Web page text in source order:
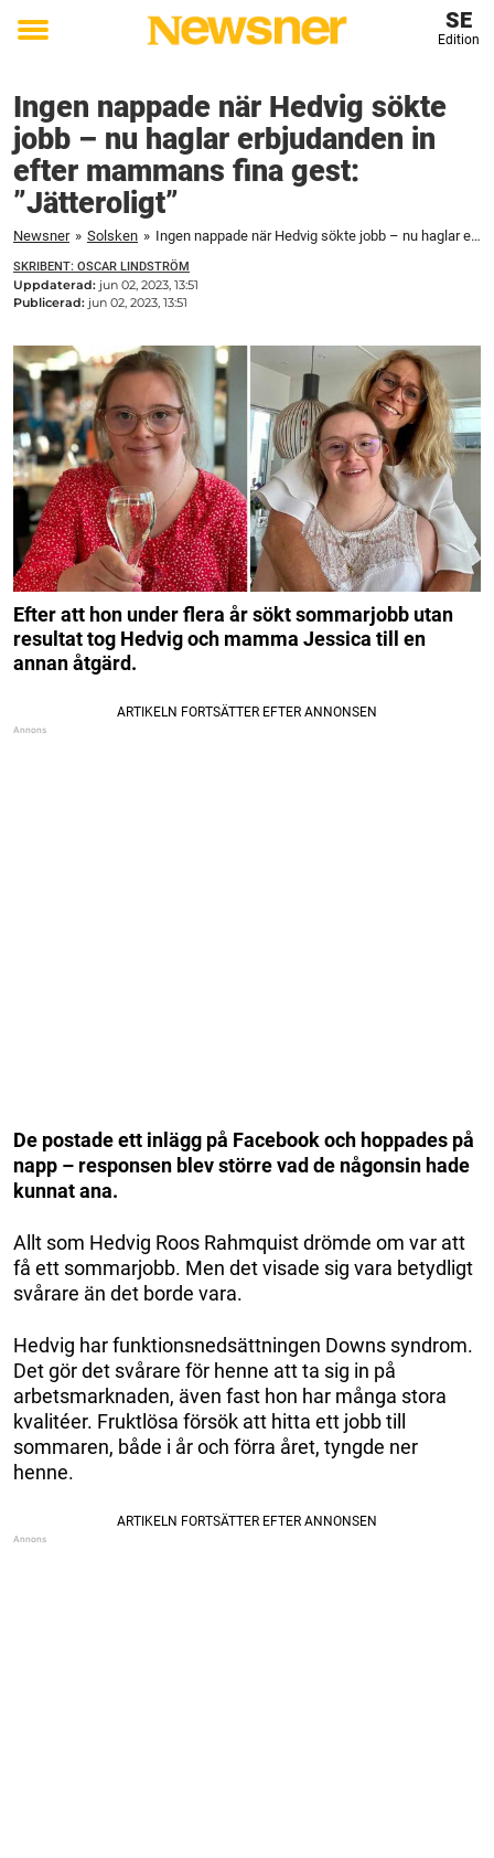
Toggle
SE
Edition
Ingen nappade när Hedvig sökte
jobb – nu haglar erbjudanden in
efter mammans fina gest:
”Jätteroligt”
Newsner » Solsken » Ingen nappade när Hedvig sökte jobb – nu haglar erbjudanden in efter mammans fina gest: "Jätteroligt"
SKRIBENT: OSCAR LINDSTRÖM
Uppdaterad: jun 02, 2023, 13:51
Publicerad: jun 02, 2023, 13:51
Efter att hon under flera år sökt sommarjobb utan
resultat tog Hedvig och mamma Jessica till en
annan åtgärd.
De postade ett inlägg på Facebook och hoppades på
napp – responsen blev större vad de någonsin hade
kunnat ana.
Allt som Hedvig Roos Rahmquist drömde om var att
få ett sommarjobb. Men det visade sig vara betydligt
svårare än det borde vara.
Hedvig har funktionsnedsättningen Downs syndrom.
Det gör det svårare för henne att ta sig in på
arbetsmarknaden, även fast hon har många stora
kvalitéer. Fruktlösa försök att hitta ett jobb till
sommaren, både i år och förra året, tyngde ner
henne.